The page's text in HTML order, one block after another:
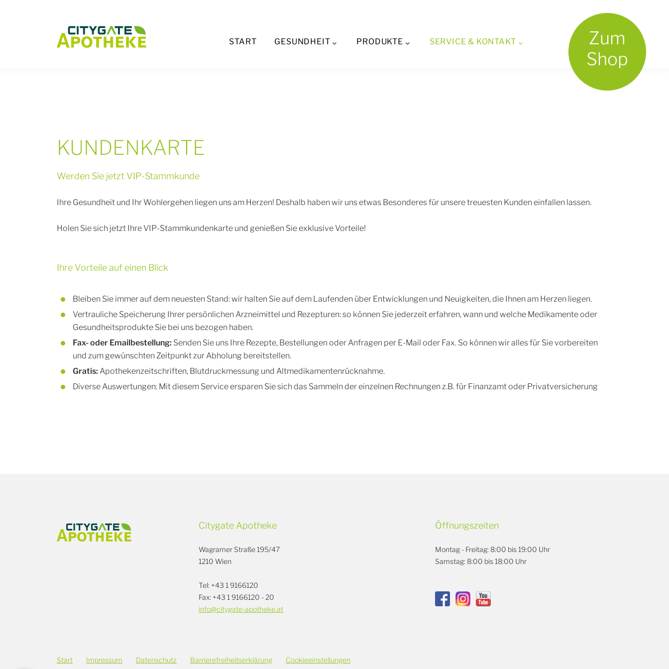
START GESUNDHEIT PRODUKTE SERVICE & KONTAKT
Zum
Shop
Kundenkarten
KUNDENKARTE
Werden Sie jetzt VIP-Stammkunde
Ihre Gesundheit und Ihr Wohlergehen liegen uns am Herzen! Deshalb haben wir uns etwas Besonderes für unsere treuesten Kunden einfallen lassen.
Holen Sie sich jetzt Ihre VIP-Stammkundenkarte und genießen Sie exklusive Vorteile!
Ihre Vorteile auf einen Blick
Bleiben Sie immer auf dem neuesten Stand: wir halten Sie auf dem Laufenden über Entwicklungen und Neuigkeiten, die Ihnen am Herzen liegen.
Vertrauliche Speicherung Ihrer persönlichen Arzneimittel und Rezepturen: so können Sie jederzeit erfahren, wann und welche Medikamente oder
Gesundheitsprodukte Sie bei uns bezogen haben.
Fax- oder Emailbestellung: Senden Sie uns Ihre Rezepte, Bestellungen oder Anfragen per E-Mail oder Fax. So können wir alles für Sie vorbereiten
und zum gewünschten Zeitpunkt zur Abholung bereitstellen.
Gratis: Apothekenzeitschriften, Blutdruckmessung und Altmedikamentenrücknahme.
Diverse Auswertungen: Mit diesem Service ersparen Sie sich das Sammeln der einzelnen Rechnungen z.B. für Finanzamt oder Privatversicherung
Citygate Apotheke
Wagramer Straße 195/47
1210 Wien
Tel: +43 1 9166120
Fax: +43 1 9166120 - 20
info@citygate-apotheke.at
Öffnungszeiten
Montag - Freitag: 8:00 bis 19:00 Uhr
Samstag: 8:00 bis 18:00 Uhr
Start Impressum Datenschutz Barrierefreiheitserklärung Cookieeinstellungen